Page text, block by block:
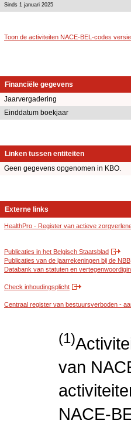
Sinds 1 januari 2025
Toon de activiteiten NACE-BEL-codes
Financiële gegevens
Jaarvergadering
Einddatum boekjaar
Linken tussen entiteiten
Geen gegevens opgenomen in KBO.
Externe links
HealthPro - Register van actieve
Publicaties in het Belgisch Staatsblad
Publicaties van de jaarrekeningen bij de NBB
Databank van statuten en
Check inhoudingsplicht
Centraal register van bestuursverboden -
(1)
van
NACE-